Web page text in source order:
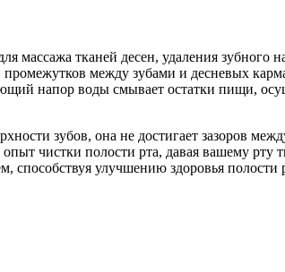
массажа тканей десен, удаления зубного
между зубами и десневых
напор воды смывает остатки пищи,
зубов, она не достигает зазоров
чистки полости рта, давая вашему рту
способствуя улучшению здоровья полости